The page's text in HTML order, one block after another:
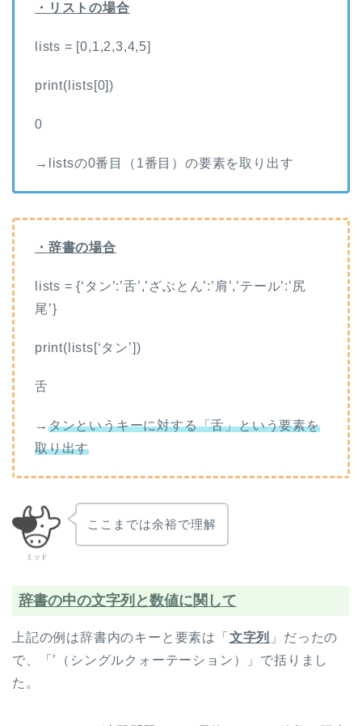
・リストの場合
lists = [0,1,2,3,4,5]
print(lists[0])
0
→listsの0番目（1番目）の要素を取り出す
・辞書の場合
lists = {‘タン’:’舌’,’ざぶとん’:’肩’,’テール’:’尻
尾’}
print(lists[‘タン’])
舌
→ タンというキーに対する「舌」という要素を
取り出す
ミッド
ここまでは余裕で理解
辞書の中の文字列と数値に関して
上記の例は辞書内のキーと要素は「 文字列 」だったの
で、「’（シングルクォーテーション）」で括りまし
た。